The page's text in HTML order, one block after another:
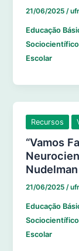
21/06/2025 /
Educação
Escolar
Recursos
“Vamos
21/06/2025 /
Educação
Escolar